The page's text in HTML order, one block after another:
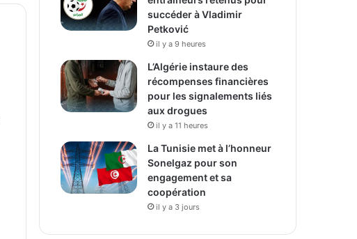
succéder à Vladimir
Petković
il y a 9 heures
L’Algérie instaure des
récompenses financières
pour les signalements liés
aux drogues
il y a 11 heures
La Tunisie met à l’honneur
Sonelgaz pour son
engagement et sa
coopération
il y a 3 jours